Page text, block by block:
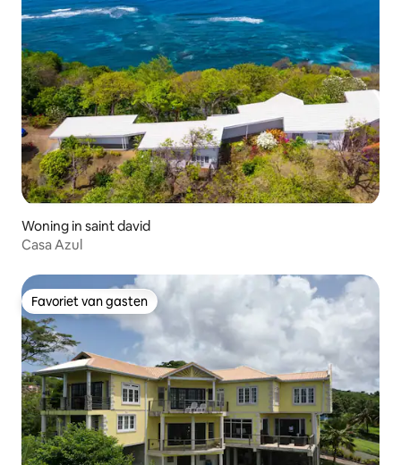
Woning in saint david
Casa Azul
Favoriet van gasten
Favoriet van gasten